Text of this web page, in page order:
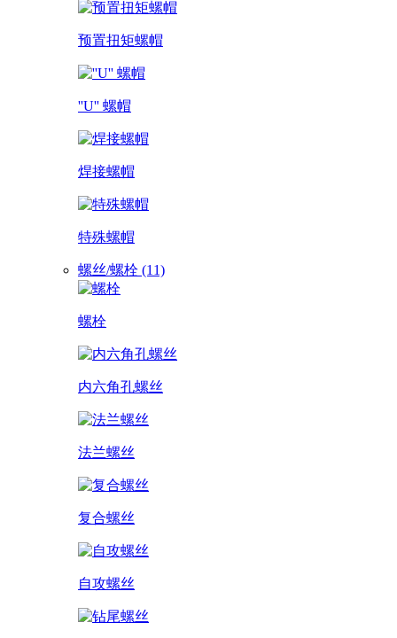
预置扭矩螺帽
''U'' 螺帽
焊接螺帽
特殊螺帽
螺丝/螺栓 (11)
螺栓
内六角孔螺丝
法兰螺丝
复合螺丝
自攻螺丝